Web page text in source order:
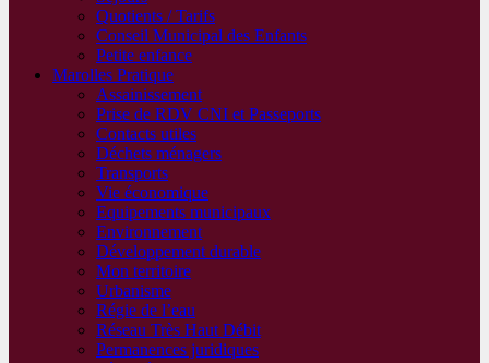
Quotients / Tarifs
Conseil Municipal des Enfants
Petite enfance
Marolles Pratique
Assainissement
Prise de RDV CNI et Passeports
Contacts utiles
Déchets ménagers
Transports
Vie économique
Equipements municipaux
Environnement
Développement durable
Mon territoire
Urbanisme
Régie de l’eau
Réseau Très Haut Débit
Permanences juridiques